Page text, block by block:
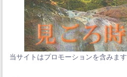
当サイトはプロモーションを含みます